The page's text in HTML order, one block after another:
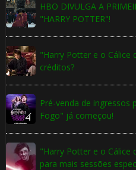
HBO DIVULGA A
"HARRY POTTER"!
"Harry Potter e o Cálice
créditos?
Pré-venda de ingressos
Fogo" já começou!
"Harry Potter e o Cálice
para mais sessões